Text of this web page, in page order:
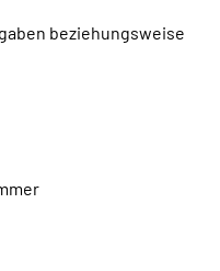
beziehungsweise